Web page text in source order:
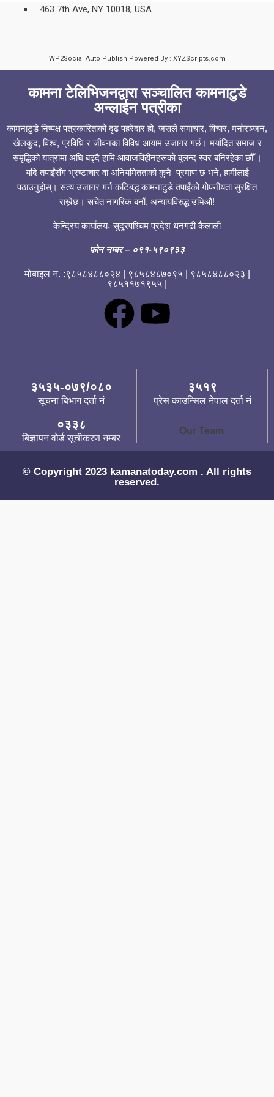
463 7th Ave, NY 10018, USA
WP2Social Auto Publish Powered By : XYZScripts.com
कामना टेलिभिजनद्वारा सञ्चालित कामनाटुडे
अन्लाईन पत्रीका
कामनाटुडे निष्पक्ष पत्रकारिताको दृढ पहरेदार हो, जसले समाचार, विचार, मनोरञ्जन,
खेलकुद, विश्व, प्रविधि र जीवनका विविध आयाम उजागर गर्छ। मर्यादित समाज र
समृद्धिको यात्रामा अघि बढ्दै हामि आवाजविहीनहरूको बुलन्द स्वर बनिरहेका छौँ ।
यदि तपाईंसँग भ्रष्टाचार वा अनियमितताको कुनै प्रमाण छ भने, हामीलाई
पठाउनुहोस्। सत्य उजागर गर्न कटिबद्ध कामनाटुडे तपाईंको गोपनीयता सुरक्षित
राख्नेछ। सचेत नागरिक बनौं, अन्यायविरुद्ध उभिऔं!
केन्द्रिय कार्यालयः सुदूरपश्चिम प्रदेश धनगढी कैलाली
फोन नम्बर– ०९१-५९०९३३
मोबाइल न. :९८५८४८८०२४ | ९८५८४८७०९५ | ९८५८४८८०२३ |
९८५११७१९५५ |
३५३५-०७९/०८०
सूचना बिभाग दर्ता नं
३५१९
प्रेस काउन्सिल नेपाल दर्ता नं
०३३८
बिज्ञापन वोर्ड सूचीकरण नम्बर
Our Team
© Copyright 2023 kamanatoday.com . All rights
reserved.